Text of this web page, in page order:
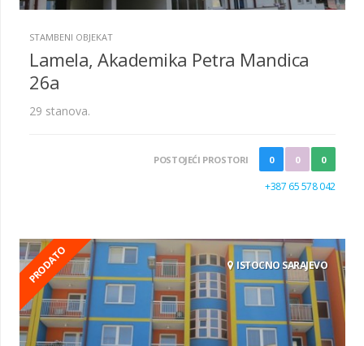
STAMBENI OBJEKAT
Lamela, Akademika Petra Mandica
26a
29 stanova.
POSTOJEĆI PROSTORI 0 0 0
+387 65 578 042
PRODATO ISTOCNO SARAJEVO